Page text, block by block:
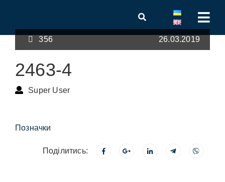
356 26.03.2019
2463-4
Super User
Позначки
Поділитись: